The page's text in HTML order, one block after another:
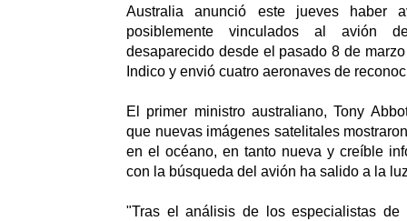
Australia anunció este jueves haber
posiblemente vinculados al avión
desaparecido desde el pasado 8 de
Indico y envió cuatro aeronaves de
El primer ministro australiano, Tony
que nuevas imágenes satelitales
en el océano, en tanto nueva y creíble
con la búsqueda del avión ha salido a la
"Tras el análisis de los especialistas de